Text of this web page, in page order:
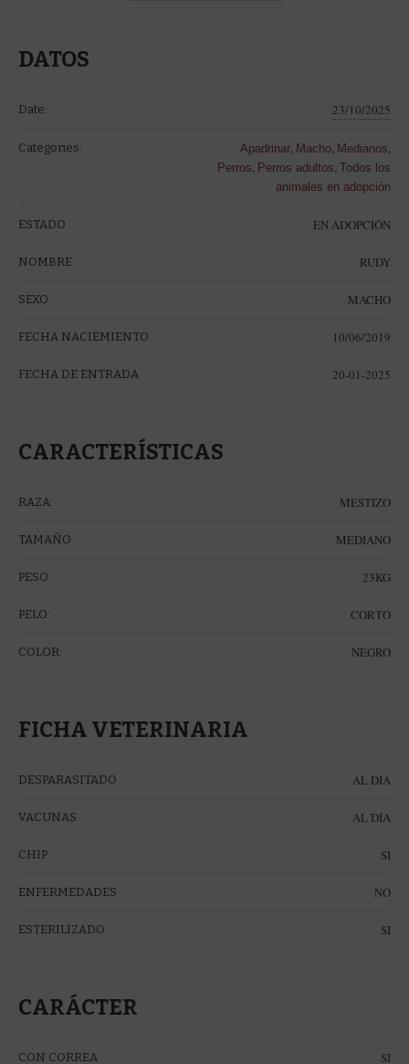
DATOS
Date: 23/10/2025
Categories: Apadrinar, Macho, Medianos,
Perros, Perros adultos, Todos los
animales en adopción
ESTADO EN ADOPCIÓN
NOMBRE: RUDY
SEXO: MACHO
FECHA NACIEMIENTO 10/06/2019
FECHA DE ENTRADA 20-01-2025
CARACTERÍSTICAS
RAZA: MESTIZO
TAMAÑO MEDIANO
PESO 23KG
PELO: CORTO
COLOR: NEGRO
FICHA VETERINARIA
DESPARASITADO AL DÍA
VACUNAS AL DÍA
CHIP SI
ENFERMEDADES NO
ESTERILIZADO SI
CARÁCTER
CON CORREA SI